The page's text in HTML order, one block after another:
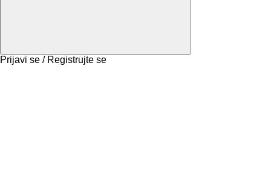
Prijavi se / Registrujte se